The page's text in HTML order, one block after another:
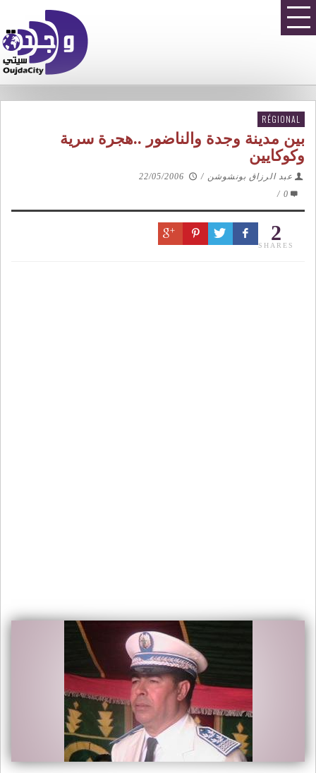
RÉGIONAL
بين مدينة وجدة والناضور ..هجرة سرية
وكوكايين
عبد الرزاق بونشوشن /
22/05/2006
0
/
2
SHARES